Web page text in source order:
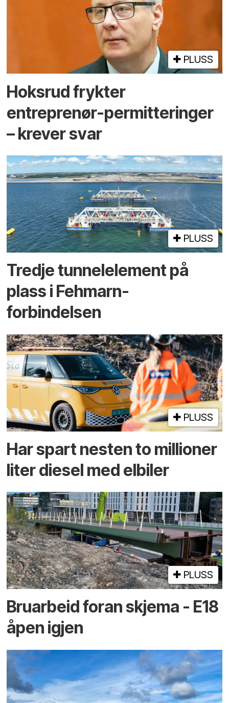
PLUSS
Hoksrud frykter
entreprenør-permitteringer
– krever svar
PLUSS
Tredje tunnel­element på
plass i Fehmarn-
forbindelsen
PLUSS
Har spart nesten to millioner
liter diesel med elbiler
PLUSS
Bruarbeid foran skjema - E18
åpen igjen